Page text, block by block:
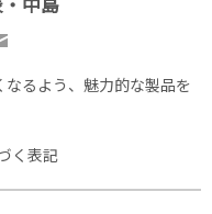
るよう、魅力的な製品を
く表記